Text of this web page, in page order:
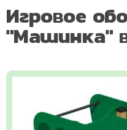
Игровое
"Машинка"